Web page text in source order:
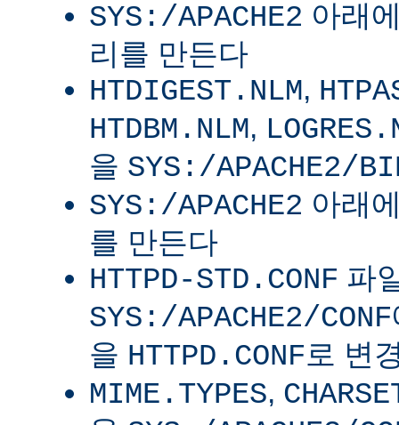
SYS:/APACHE2 아래
리를 만든다
HTDIGEST.NLM,
HTDBM.NLM,
을 SYS:/APACHE2/
SYS:/APACHE2 아래
를 만든다
HTTPD-STD.CONF 파
SYS:/APACHE2/CONF
을 HTTPD.CONF 로 변
MIME.TYPES,